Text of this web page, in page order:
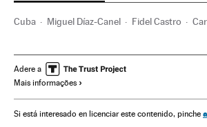
Cuba Miguel Díaz-Canel Fidel Castro
Adere a
Mais informações
Si está interesado en licenciar este contenido, pinche